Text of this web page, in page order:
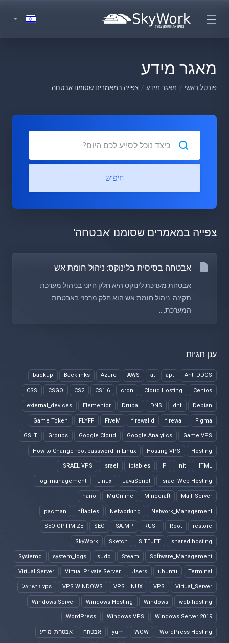
מאגר מידע
פורטל ראשי מאגר מידע צפייה במאמרים שסומנו אבטחה
ענן תגיות
Anti DDOS
apt
at
AWS
Azure
Backlinks
backup
Centos
Cloud Hosting
cron
CS1.6
CS2
CSGO
CSS
Debian
dnf
DNS
Drupal
Elementor
external_devices
Figma
firewall
firewalld
FiveM
FLYFF
Game Token
Game VPS
Google Analytics
Google Cloud
Groups
GSLT
Hosting
Hosting VPS
How to Change root password in Linux
HTML
Init
IP
iptables
Israel
ISRAEL VPS
Israel Web Hosting
JavaScript
Linux
log_management
Mail_Server
Minecraft
MuOnline
nano
Network_Management
Networking
nftables
pacman
restore
Root
RUST
SA:MP
SEO
SEO OPTIMIZE
shared hosting
SITEJET
Sketch
SkyWork
Software_Management
Steam
sudo
system_logs
Systemd
Terminal
ubuntu
Users
Virtual Private Server
Virtual Server
Virtual_Server
VPS
VPS LINUX
VPS WINDOWS vps בישראל
web hosting
Windows
Windows Hosting
Windows Server
Windows Server 2019
Windows VPS
WordPress
WordPress Hosting
WOW
yum אבטחה אבטחת_מידע
חיפוש
צפייה במאמרים שסומנו 'אבטחה'
אבטחה בסיסית בלינוקס: ניהול חומת אש
אבטחת מערכת לינוקס היא חלק חיוני בניהול מערכת
תקינה. ניהול חומת אש הוא חלק מרכזי באבטחת
המערכת,...